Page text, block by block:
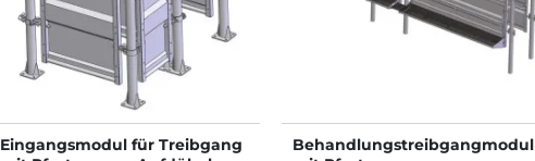
Eingangsmodul für Treibgang
Behandlungstreibgangmodul